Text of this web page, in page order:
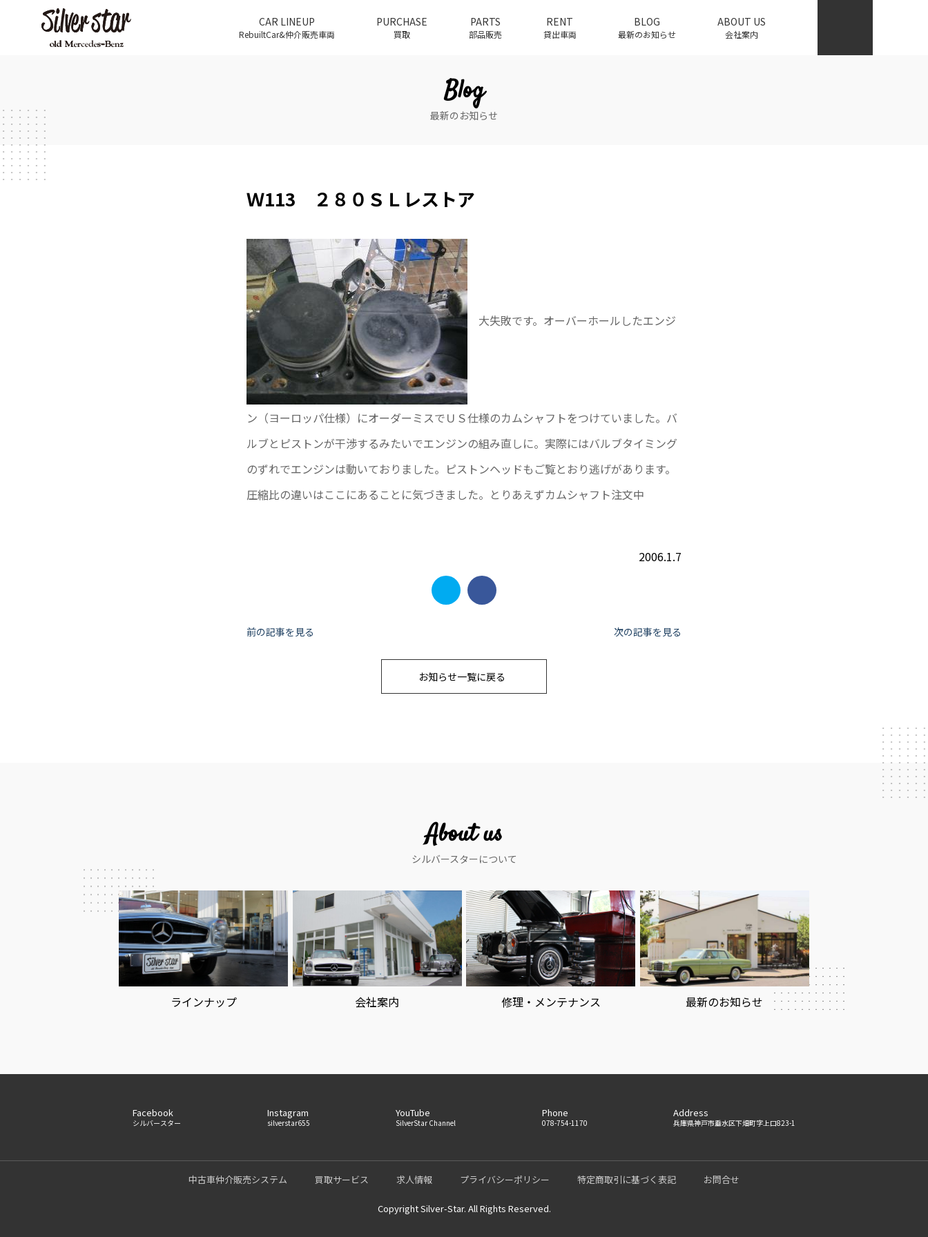
CAR LINEUP
RebuiltCar&仲介販売車両
PURCHASE
買取
PARTS
部品販売
RENT
貸出車両
BLOG
最新のお知らせ
ABOUT US
会社案内
Blog
最新のお知らせ
Ｗ113 ２８０ＳＬレストア
大失敗です。オーバーホールしたエンジ
ン（ヨーロッパ仕様）にオーダーミスでＵＳ仕様のカムシャフトをつけていました。バ
ルブとピストンが干渉するみたいでエンジンの組み直しに。実際にはバルブタイミング
のずれでエンジンは動いておりました。ピストンヘッドもご覧とおり逃げがあります。
圧縮比の違いはここにあることに気づきました。とりあえずカムシャフト注文中
2006.1.7
投
前の記事を見る 次の記事を見る
お知らせ一覧に戻る
About us
シルバースターについて
ラインナップ 会社案内 修理・メンテナンス 最新のお知らせ
Facebook
シルバースター
Instagram
silverstar655
YouTube
SilverStar Channel
Phone
078-754-1170
Address
兵庫県神戸市垂水区下畑町字上口823-1
中古車仲介販売システム 買取サービス 求人情報 プライバシーポリシー 特定商取引に基づく表記 お問合せ
Copyright Silver-Star. All Rights Reserved.